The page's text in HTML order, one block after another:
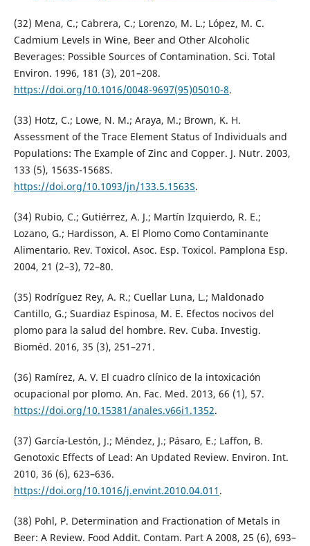
(32) Mena, C.; Cabrera, C.; Lorenzo, M. L.; López, M. C.
Cadmium Levels in Wine, Beer and Other Alcoholic
Beverages: Possible Sources of Contamination. Sci. Total
Environ. 1996, 181 (3), 201–208.
https://doi.org/10.1016/0048-9697(95)05010-8.
(33) Hotz, C.; Lowe, N. M.; Araya, M.; Brown, K. H.
Assessment of the Trace Element Status of Individuals and
Populations: The Example of Zinc and Copper. J. Nutr. 2003,
133 (5), 1563S-1568S.
https://doi.org/10.1093/jn/133.5.1563S.
(34) Rubio, C.; Gutiérrez, A. J.; Martín Izquierdo, R. E.;
Lozano, G.; Hardisson, A. El Plomo Como Contaminante
Alimentario. Rev. Toxicol. Asoc. Esp. Toxicol. Pamplona Esp.
2004, 21 (2–3), 72–80.
(35) Rodríguez Rey, A. R.; Cuellar Luna, L.; Maldonado
Cantillo, G.; Suardiaz Espinosa, M. E. Efectos nocivos del
plomo para la salud del hombre. Rev. Cuba. Investig.
Bioméd. 2016, 35 (3), 251–271.
(36) Ramírez, A. V. El cuadro clínico de la intoxicación
ocupacional por plomo. An. Fac. Med. 2013, 66 (1), 57.
https://doi.org/10.15381/anales.v66i1.1352.
(37) García-Lestón, J.; Méndez, J.; Pásaro, E.; Laffon, B.
Genotoxic Effects of Lead: An Updated Review. Environ. Int.
2010, 36 (6), 623–636.
https://doi.org/10.1016/j.envint.2010.04.011 .
(38) Pohl, P. Determination and Fractionation of Metals in
Beer: A Review. Food Addit. Contam. Part A 2008, 25 (6), 693–